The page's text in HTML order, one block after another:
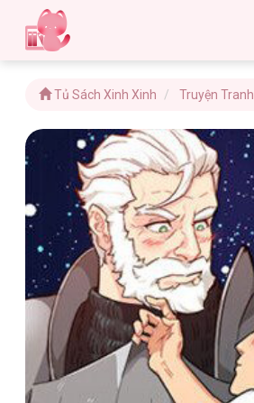
Tủ Sách Xinh Xinh Truyện Tranh